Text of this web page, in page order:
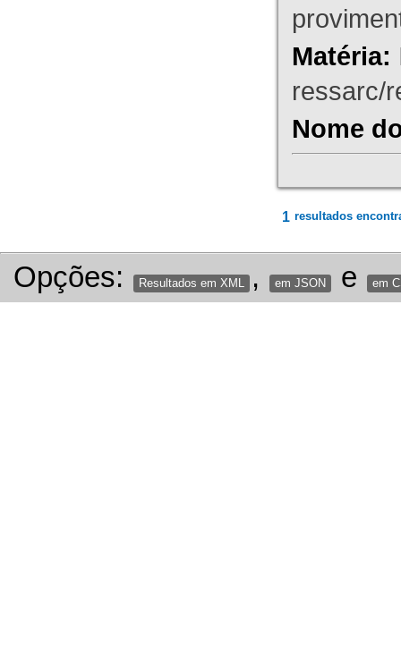
Matéria:
ressarc/
Nome
1 resultados
Opções: Resultados em XML , em JSON e em